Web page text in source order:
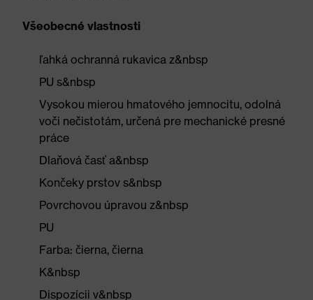
Všeobecné vlastnosti
ľahká ochranná rukavica z&nbsp
PU s&nbsp
Vysokou mierou hmatového jemnocitu, odolná
voči nečistotám, určená pre mechanické presné
práce
Dlaňová časť a&nbsp
Končeky prstov s&nbsp
Povrchovou úpravou z&nbsp
PU
Farba: čierna, čierna
K&nbsp
Dispozícii v&nbsp